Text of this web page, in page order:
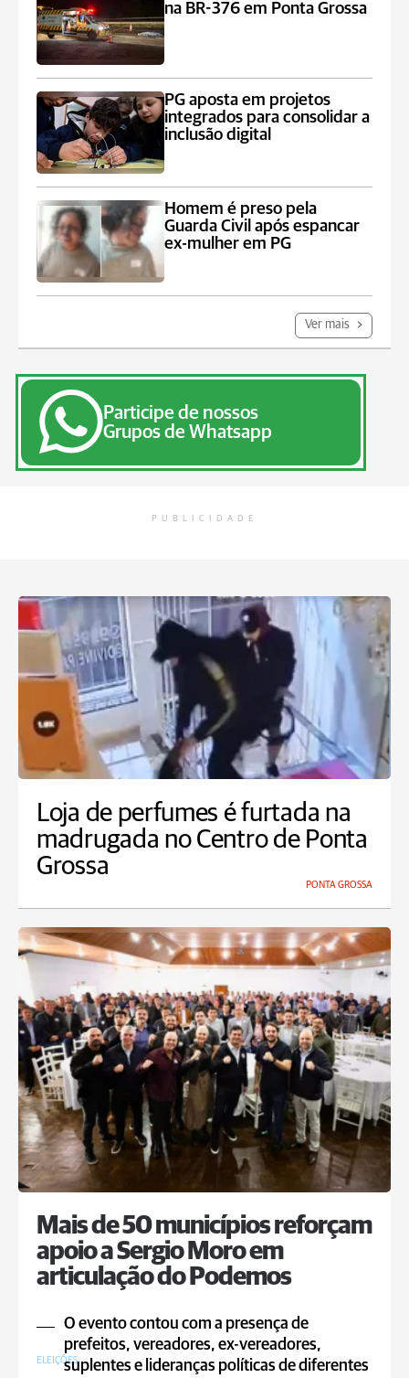
na BR-376 em Ponta Grossa
PG aposta em projetos
integrados para consolidar a
inclusão digital
Homem é preso pela
Guarda Civil após espancar
ex-mulher em PG
Ver mais
Participe de nossos
Grupos de Whatsapp
PUBLICIDADE
Loja de perfumes é furtada na
madrugada no Centro de Ponta
Grossa
PONTA GROSSA
Mais de 50 municípios reforçam
apoio a Sergio Moro em
articulação do Podemos
O evento contou com a presença de
prefeitos, vereadores, ex-vereadores,
suplentes e lideranças políticas de diferentes
ELEIÇÕES